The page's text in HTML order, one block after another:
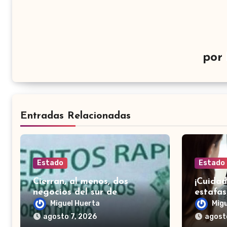
por
Entradas Relacionadas
Estado
Cierran, al menos, dos
negocios del sur de
Salamanca por préstamos
‘gota a gota’; señalan
amenazas y presión
Miguel Huerta
agosto 7, 2026
Estado